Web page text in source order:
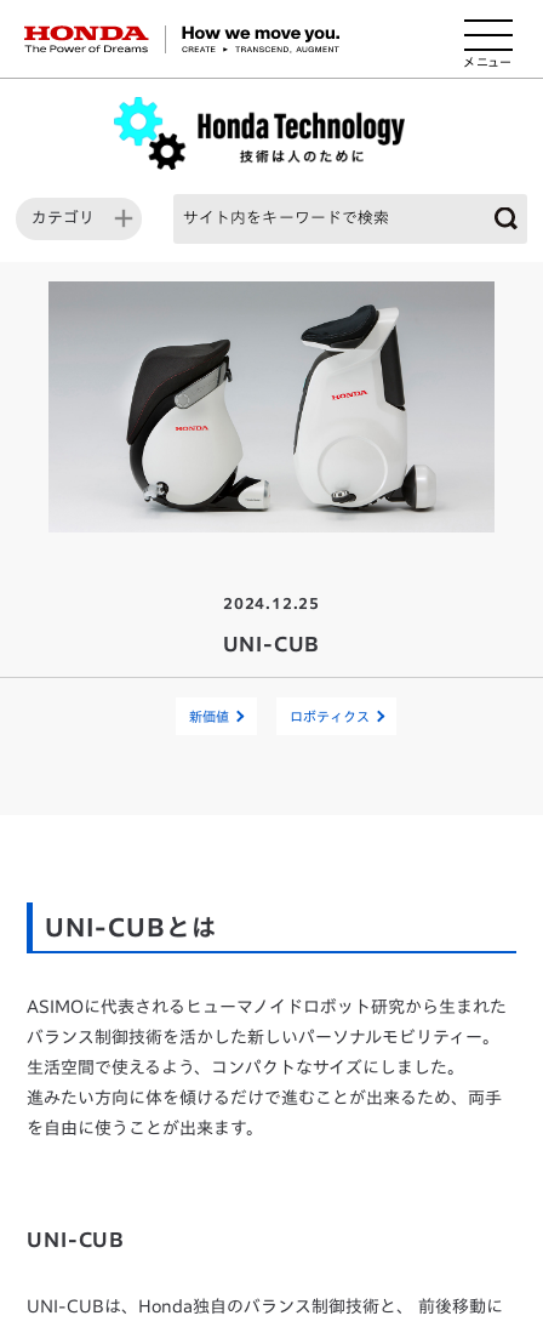
HONDA The Power of Dreams
カテゴリ
2024.12.25
UNI-CUB
新価値 ロボティクス
UNI-CUBとは
ASIMOに代表されるヒューマノイドロボット研究から生まれた
バランス制御技術を活かした新しいパーソナルモビリティー。
生活空間で使えるよう、コンパクトなサイズにしました。
進みたい方向に体を傾けるだけで進むことが出来るため、両手
を自由に使うことが出来ます。
UNI-CUB
UNI-CUBは、Honda独自のバランス制御技術と、 前後移動に